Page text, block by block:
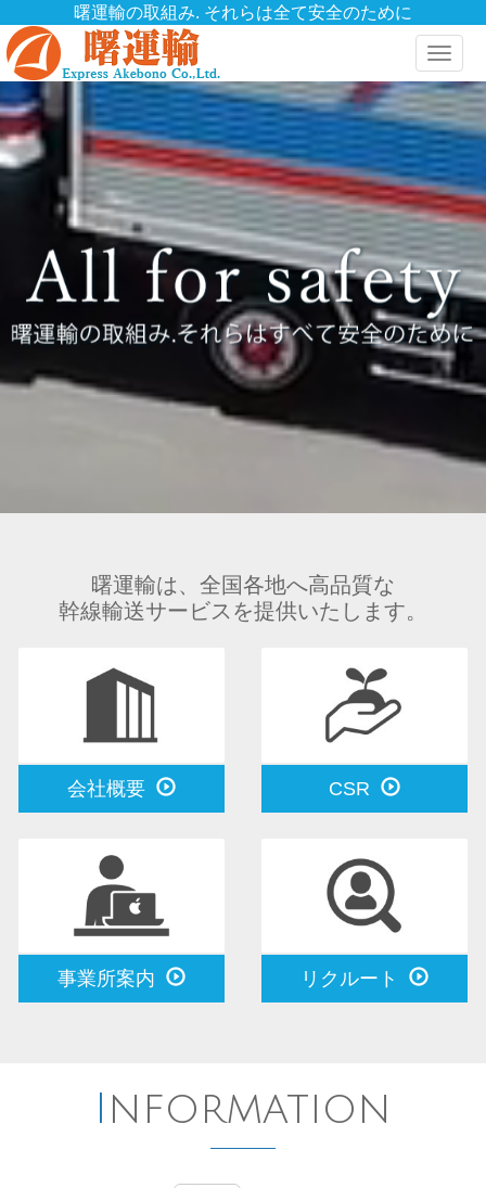
曙運輸の取組み. それらは全て安全のために
Toggle
曙運輸は、全国各地へ高品質な
幹線輸送サービスを提供いたします。
会社概要 CSR
事業所案内 リクルート
Information